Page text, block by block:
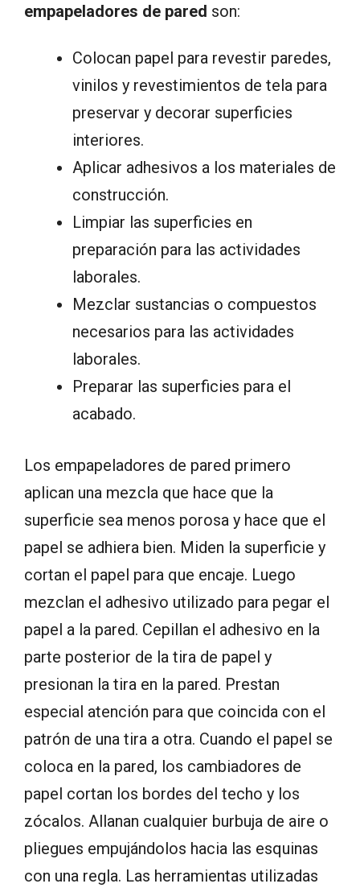
empapeladores de pared son:
Colocan papel para revestir paredes,
vinilos y revestimientos de tela para
preservar y decorar superficies
interiores.
Aplicar adhesivos a los materiales de
construcción.
Limpiar las superficies en
preparación para las actividades
laborales.
Mezclar sustancias o compuestos
necesarios para las actividades
laborales.
Preparar las superficies para el
acabado.
Los empapeladores de pared primero
aplican una mezcla que hace que la
superficie sea menos porosa y hace que el
papel se adhiera bien. Miden la superficie y
cortan el papel para que encaje. Luego
mezclan el adhesivo utilizado para pegar el
papel a la pared. Cepillan el adhesivo en la
parte posterior de la tira de papel y
presionan la tira en la pared. Prestan
especial atención para que coincida con el
patrón de una tira a otra. Cuando el papel se
coloca en la pared, los cambiadores de
papel cortan los bordes del techo y los
zócalos. Allanan cualquier burbuja de aire o
pliegues empujándolos hacia las esquinas
con una regla. Las herramientas utilizadas